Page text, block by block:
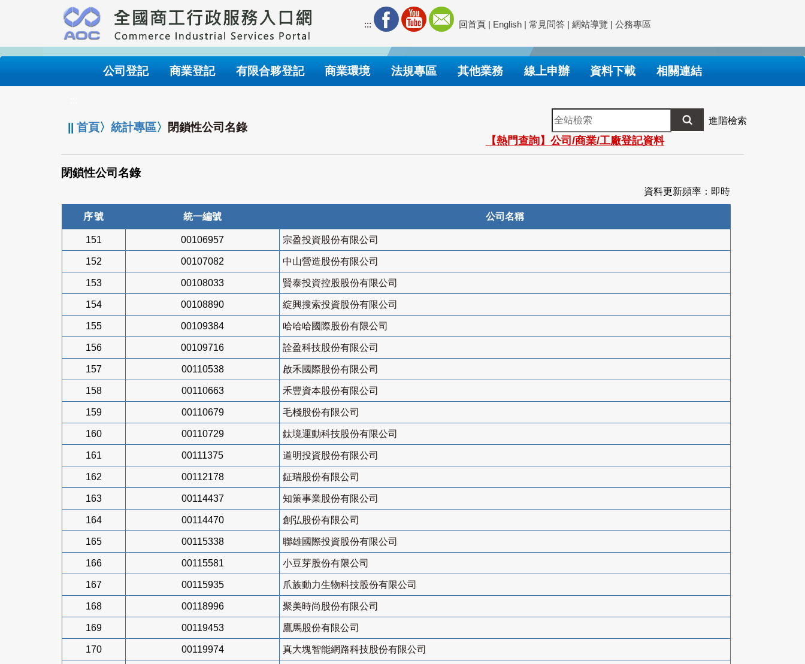
要
內
::: 回首頁 | English | 常見問答 | 網站導覽 | 公務專區
公司登記 商業登記 有限合夥登記 商業環境 法規專區 其他業務 線上申辦 資料下載 相關連結
||首頁〉統計專區〉 閉鎖性公司名錄
全
站
檢
索
進階檢索
【熱門查詢】公司/商業/工廠登記資料
閉鎖性公司名錄
資料更新頻率：即時
序號 統一編號 公司名稱
151 00106957 宗盈投資股份有限公司
152 00107082 中山營造股份有限公司
153 00108033 賢泰投資控股股份有限公司
154 00108890 綻興搜索投資股份有限公司
155 00109384 哈哈哈國際股份有限公司
156 00109716 詮盈科技股份有限公司
157 00110538 啟禾國際股份有限公司
158 00110663 禾豐資本股份有限公司
159 00110679 毛棧股份有限公司
160 00110729 鈦境運動科技股份有限公司
161 00111375 道明投資股份有限公司
162 00112178 鉦瑞股份有限公司
163 00114437 知策事業股份有限公司
164 00114470 創弘股份有限公司
165 00115338 聯雄國際投資股份有限公司
166 00115581 小豆芽股份有限公司
167 00115935 爪族動力生物科技股份有限公司
168 00118996 聚美時尚股份有限公司
169 00119453 鷹馬股份有限公司
170 00119974 真大塊智能網路科技股份有限公司